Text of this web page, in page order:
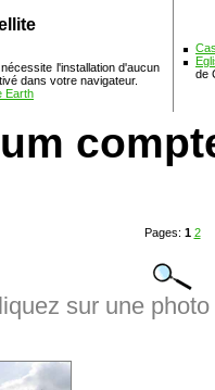
l'installation d'aucun
dans votre navigateur.
Earth
de
Pages: 1 2
sur une